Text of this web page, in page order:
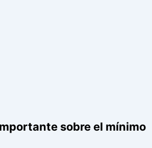
sobre el mínimo